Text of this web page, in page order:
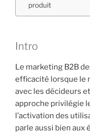
produit
Intro
Le marketing B2B
efficacité lorsque le
avec les décideurs
approche privilégie
l’activation des
parle aussi bien aux